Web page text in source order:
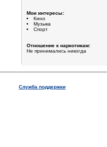
Мои интересы:
Кино
Музыка
Спорт
Отношение к наркотикам:
Не принимались никогда
Служба поддержки